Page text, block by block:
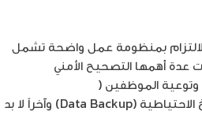
بمنظومة عمل واضحة تشمل
عدة أهمها التصحيح الأمني
) والنسخ الاحتياطية (Data Backup) وآخراً لا بد